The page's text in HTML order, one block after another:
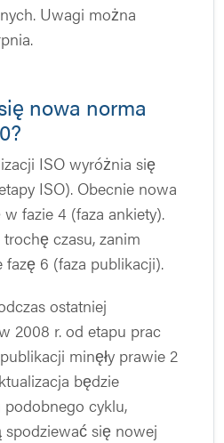
Uwagi można
nowa norma
ISO wyróżnia się
ISO). Obecnie nowa
fazie 4 (faza ankiety).
czasu, zanim
6 (faza publikacji).
ostatniej
2008 r. od etapu prac
minęły prawie 2
będzie
podobnego cyklu,
się nowej